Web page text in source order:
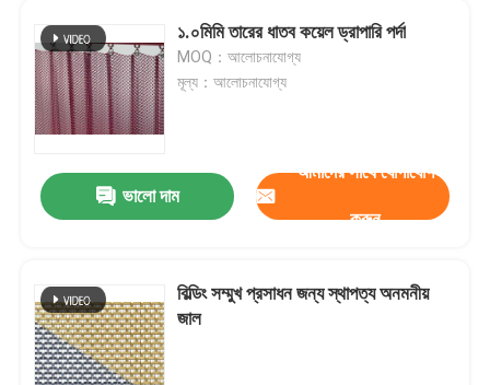
১.০মিমি তারের ধাতব কয়েল ড্রাপারি পর্দা
MOQ：আলোচনাযোগ্য
মূল্য：আলোচনাযোগ্য
ভালো দাম
আমাদের সাথে যোগাযোগ
করুন
বিল্ডিং সম্মুখ প্রসাধন জন্য স্থাপত্য অনমনীয়
জাল